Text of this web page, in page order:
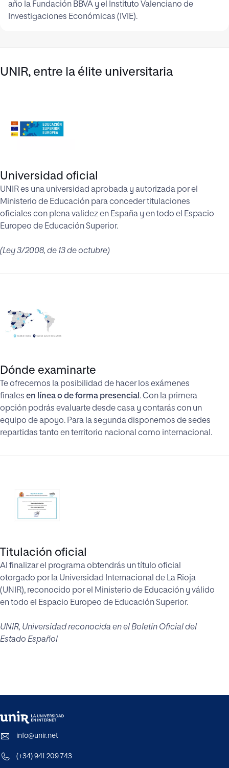
año la Fundación BBVA y el Instituto Valenciano de
Investigaciones Económicas (IVIE).
UNIR, entre la élite universitaria
Universidad oficial
UNIR es una universidad aprobada y autorizada por el
Ministerio de Educación para conceder titulaciones
oficiales con plena validez en España y en todo el Espacio
Europeo de Educación Superior.
(Ley 3/2008, de 13 de octubre)
Dónde examinarte
Te ofrecemos la posibilidad de hacer los exámenes
finales en línea o de forma presencial. Con la primera
opción podrás evaluarte desde casa y contarás con un
equipo de apoyo. Para la segunda disponemos de sedes
repartidas tanto en territorio nacional como internacional.
Titulación oficial
Al finalizar el programa obtendrás un título oficial
otorgado por la Universidad Internacional de La Rioja
(UNIR), reconocido por el Ministerio de Educación y válido
en todo el Espacio Europeo de Educación Superior.
UNIR, Universidad reconocida en el Boletín Oficial del
Estado Español
info@unir.net
(+34) 941 209 743